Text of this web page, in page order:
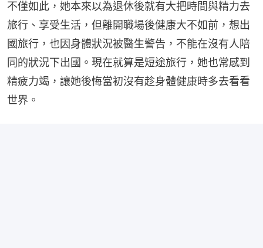
不僅如此，她本來以為退休後就有大把時間與精力去
旅行、享受生活，但離開職場後健康大不如前，想出
國旅行，也因身體狀況被醫生警告，不能在沒有人陪
同的狀況下出國。現在就算是短途旅行，她也常感到
精疲力竭，讓她後悔當初沒有趁身體健康時多去看看
世界。